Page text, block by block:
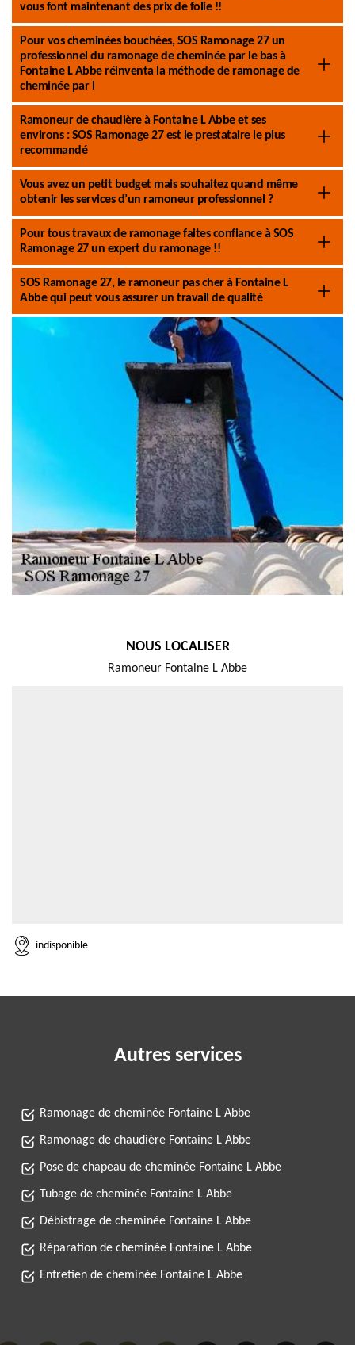
vous font maintenant des prix de folie !!
Pour vos cheminées bouchées, SOS Ramonage 27 un
professionnel du ramonage de cheminée par le bas à
Fontaine L Abbe réinventa la méthode de ramonage de
cheminée par l
Ramoneur de chaudière à Fontaine L Abbe et ses
environs : SOS Ramonage 27 est le prestataire le plus
recommandé
Vous avez un petit budget mais souhaitez quand même
obtenir les services d’un ramoneur professionnel ?
Pour tous travaux de ramonage faites confiance à SOS
Ramonage 27 un expert du ramonage !!
SOS Ramonage 27, le ramoneur pas cher à Fontaine L
Abbe qui peut vous assurer un travail de qualité
NOUS LOCALISER
Ramoneur Fontaine L Abbe
indisponible
Autres services
Ramonage de cheminée Fontaine L Abbe
Ramonage de chaudière Fontaine L Abbe
Pose de chapeau de cheminée Fontaine L Abbe
Tubage de cheminée Fontaine L Abbe
Débistrage de cheminée Fontaine L Abbe
Réparation de cheminée Fontaine L Abbe
Entretien de cheminée Fontaine L Abbe